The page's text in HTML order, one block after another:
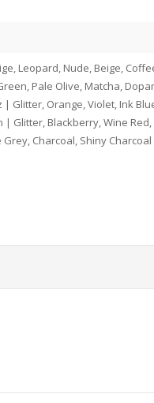
Leopard, Nude, Beige,
Pale Olive, Matcha,
Orange, Violet, Ink
Glitter, Blackberry, Wine
Charcoal, Shiny